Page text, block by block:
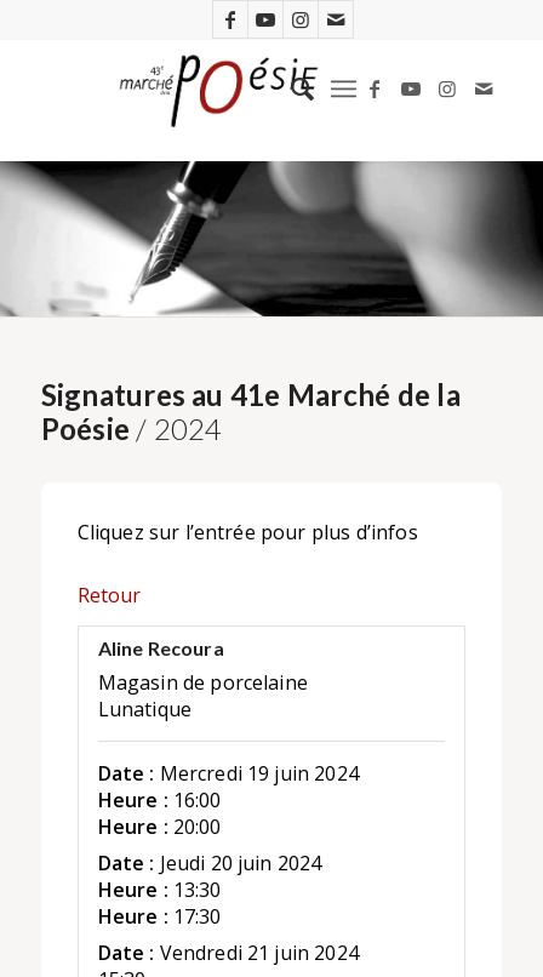
Signatures au 41e Marché de la
Poésie / 2024
Cliquez sur l’entrée pour plus d’infos
Retour
Aline Recoura
Magasin de porcelaine
Lunatique
Date : Mercredi 19 juin 2024
Heure : 16:00
Heure : 20:00
Date : Jeudi 20 juin 2024
Heure : 13:30
Heure : 17:30
Date : Vendredi 21 juin 2024